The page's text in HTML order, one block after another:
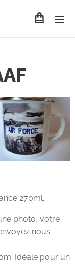
270ml.
photo, votre
nous
Idéale pour un